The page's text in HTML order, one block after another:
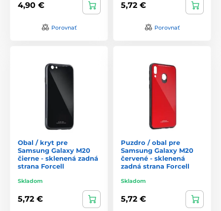
4,90 €
Porovnať
5,72 €
Porovnať
Obal / kryt pre
Samsung Galaxy M20
čierne - sklenená zadná
strana Forcell
Skladom
5,72 €
Puzdro / obal pre
Samsung Galaxy M20
červené - sklenená
zadná strana Forcell
Skladom
5,72 €